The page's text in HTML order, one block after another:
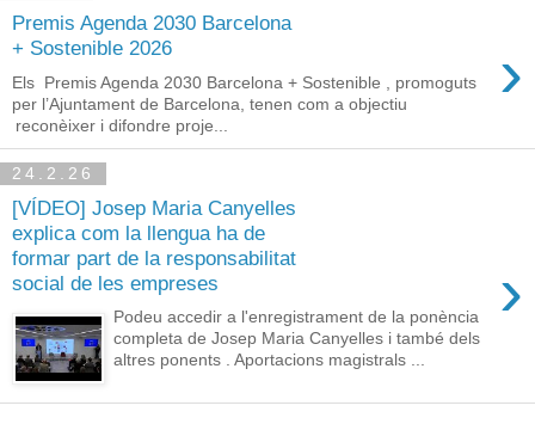
Premis Agenda 2030 Barcelona
+ Sostenible 2026
›
Els Premis Agenda 2030 Barcelona + Sostenible , promoguts
per l’Ajuntament de Barcelona, tenen com a objectiu
reconèixer i difondre proje...
24.2.26
[VÍDEO] Josep Maria Canyelles
explica com la llengua ha de
formar part de la responsabilitat
social de les empreses
›
Podeu accedir a l'enregistrament de la ponència
completa de Josep Maria Canyelles i també dels
altres ponents . Aportacions magistrals ...